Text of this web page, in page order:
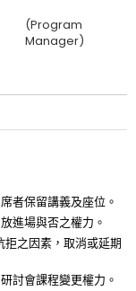
(Program
Manager)
者保留講義及座位。
進場與否之權力。
之因素，取消或延期
討會課程變更權力。